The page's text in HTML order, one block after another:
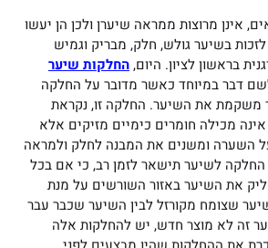
אינן מרוצות ממראה שיערן ולכן הן יעשו
בשיער גולש, חלק, מבריק וגמיש
בראשון לציון. היום,החלקות שיער
דבר במיוחד כאשר מדובר על החלקה
את השיער. החלקה זו, נקראת
מכילה חומרים כימיים מזיקים אלא
השערה ומשנים את המבנה לחלק ולמראה
החלקה לשיער תישאר לזמן רב, כי אם בכל
את השיער באזור השורשים על מנת
שצומח מקורזל לבין השיער שכבר עבר
זה לא מוצר חדש, יש להחלקות אלה